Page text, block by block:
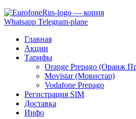
Whatsapp Telegram-plane
Главная
Акции
Тарифы
Orange Prepago (Оранж
Movistar (Мовистар)
Vodafone Prepago
Регистрация SIM
Доставка
Инфо